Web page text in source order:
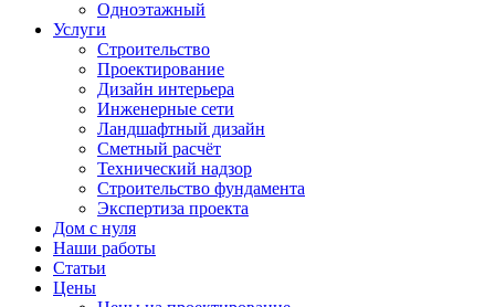
Одноэтажный
Услуги
Строительство
Проектирование
Дизайн интерьера
Инженерные сети
Ландшафтный дизайн
Сметный расчёт
Технический надзор
Строительство фундамента
Экспертиза проекта
Дом с нуля
Наши работы
Статьи
Цены